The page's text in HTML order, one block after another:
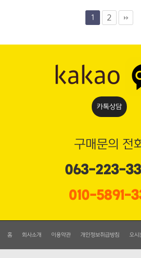
1 2
카톡상담
구매문의 전
063-223-
010-5891-
홈 회사소개 이용약관 개인정보취급방침 오시